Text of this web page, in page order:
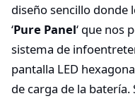
diseño sencillo donde
‘Pure Panel‘ que nos
sistema de
pantalla LED
de carga de la